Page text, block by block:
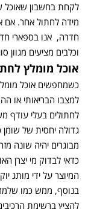
לקחת בחשבון שאוכל
מידה לחתול אחר. אם
חדרה, אנו בספארי
וכלבים מציעים מגוון
אוכל מומלץ
כשמחפשים אוכל
למצבו הבריאותי או
לחתולים בעלי עודף
גדולה יחסית של
מבוגרים יהיה שונה
כדאי לבדוק מי יצרן
המיוצר על ידי מותג
בנוסף, ממש כמו
להציץ ברשימת